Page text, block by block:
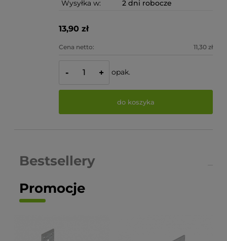
Wysyłka w:
2 dni robocze
13,90 zł
Cena netto: 11,30 zł
- + opak.
do koszyka
Promocje
Bestsellery